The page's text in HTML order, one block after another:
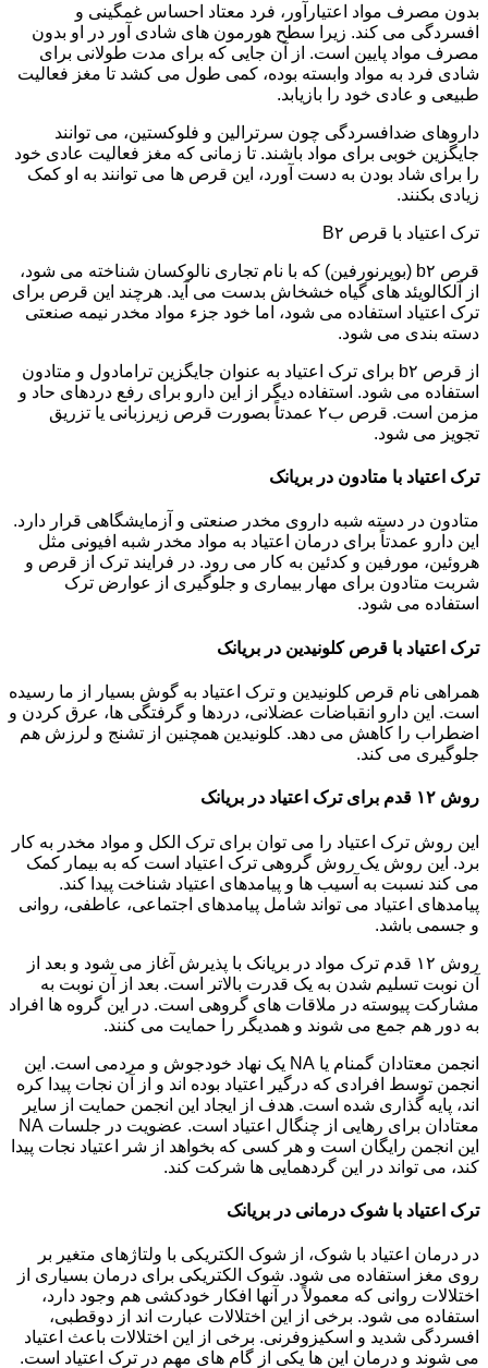
بدون مصرف مواد اعتیارآور، فرد معتاد احساس غمگینی و
افسردگی می کند. زیرا سطح هورمون های شادی آور در او بدون
مصرف مواد پایین است. از آن جایی که برای مدت طولانی برای
شادی فرد به مواد وابسته بوده، کمی طول می کشد تا مغز فعالیت
طبیعی و عادی خود را بازیابد.
داروهای ضدافسردگی چون سرترالین و فلوکستین، می توانند
جایگزین خوبی برای مواد باشند. تا زمانی که مغز فعالیت عادی خود
را برای شاد بودن به دست آورد، این قرص ها می توانند به او کمک
زیادی بکنند.
ترک اعتیاد با قرص B۲
قرص b۲ (بوپرنورفین) که با نام تجاری نالوکسان شناخته می شود،
از آلکالویئد های گیاه خشخاش بدست می آید. هرچند این قرص برای
ترک اعتیاد استفاده می شود، اما خود جزء مواد مخدر نیمه صنعتی
دسته بندی می شود.
از قرص b۲ برای ترک اعتیاد به عنوان جایگزین ترامادول و متادون
استفاده می شود. استفاده دیگر از این دارو برای رفع دردهای حاد و
مزمن است. قرص ب۲ عمدتاً بصورت قرص زیرزبانی یا تزریق
تجویز می شود.
ترک اعتیاد با متادون در بریانک
متادون در دسته شبه داروی مخدر صنعتی و آزمایشگاهی قرار دارد.
این دارو عمدتاً برای درمان اعتیاد به مواد مخدر شبه افیونی مثل
هروئین، مورفین و کدئین به کار می رود. در فرایند ترک از قرص و
شربت متادون برای مهار بیماری و جلوگیری از عوارض ترک
استفاده می شود.
ترک اعتیاد با قرص کلونیدین در بریانک
همراهی نام قرص کلونیدین و ترک اعتیاد به گوش بسیار از ما رسیده
است. این دارو انقباضات عضلانی، دردها و گرفتگی ها، عرق کردن و
اضطراب را کاهش می دهد. کلونیدین همچنین از تشنج و لرزش هم
جلوگیری می کند.
روش ۱۲ قدم برای ترک اعتیاد در بریانک
این روش ترک اعتیاد را می توان برای ترک الکل و مواد مخدر به کار
برد. این روش یک روش گروهی ترک اعتیاد است که به بیمار کمک
می کند نسبت به آسیب ها و پیامدهای اعتیاد شناخت پیدا کند.
پیامدهای اعتیاد می تواند شامل پیامدهای اجتماعی، عاطفی، روانی
و جسمی باشد.
روش ۱۲ قدم ترک مواد در بریانک با پذیرش آغاز می شود و بعد از
آن نوبت تسلیم شدن به یک قدرت بالاتر است. بعد از آن نوبت به
مشارکت پیوسته در ملاقات های گروهی است. در این گروه ها افراد
به دور هم جمع می شوند و همدیگر را حمایت می کنند.
انجمن معتادان گمنام یا NA یک نهاد خودجوش و مردمی است. این
انجمن توسط افرادی که درگیر اعتیاد بوده اند و از آن نجات پیدا کره
اند، پایه گذاری شده است. هدف از ایجاد این انجمن حمایت از سایر
معتادان برای رهایی از چنگال اعتیاد است. عضویت در جلسات NA
این انجمن رایگان است و هر کسی که بخواهد از شر اعتیاد نجات پیدا
کند، می تواند در این گردهمایی ها شرکت کند.
ترک اعتیاد با شوک درمانی در بریانک
در درمان اعتیاد با شوک، از شوک الکتریکی با ولتاژهای متغیر بر
روی مغز استفاده می شود. شوک الکتریکی برای درمان بسیاری از
اختلالات روانی که معمولاً در آنها افکار خودکشی هم وجود دارد،
استفاده می شود. برخی از این اختلالات عبارت اند از دوقطبی،
افسردگی شدید و اسکیزوفرنی. برخی از این اختلالات باعث اعتیاد
می شوند و درمان این ها یکی از گام های مهم در ترک اعتیاد است.